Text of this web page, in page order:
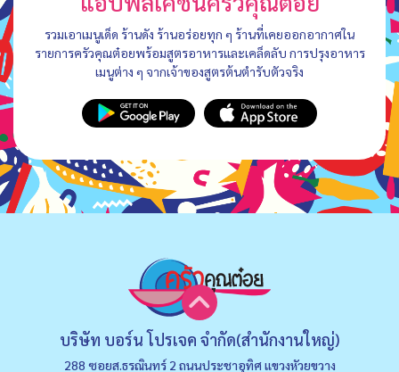
รวมเอาเมนูเด็ด ร้านดัง ร้านอร่อยทุก ๆ ร้านที่เคยออกอากาศใน
รายการครัวคุณต๋อยพร้อมสูตรอาหารและเคล็ดลับ การปรุงอาหาร
เมนูต่าง ๆ จากเจ้าของสูตรต้นตำรับตัวจริง
บริษัท บอร์น โปรเจค จำกัด(สำนักงานใหญ่)
288 ซอยส.ธรณินทร์ 2 ถนนประชาอุทิศ แขวงหัวยขวาง